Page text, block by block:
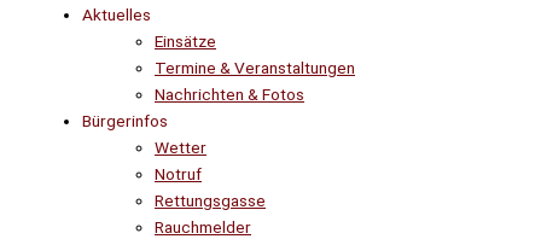
Aktuelles
Einsätze
Termine & Veranstaltungen
Nachrichten & Fotos
Bürgerinfos
Wetter
Notruf
Rettungsgasse
Rauchmelder